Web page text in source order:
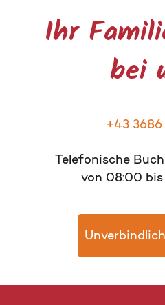
Ihr
bei
+43
Telefonische
von 08:00